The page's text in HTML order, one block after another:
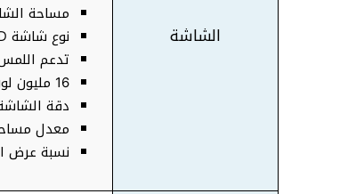
الشاشة
مساحة الشاشة
نوع شاشة IPS LCD
تدعم
16 مليون لون
دقة الشاشة 1440 × 720
معدل
نسبة عرض